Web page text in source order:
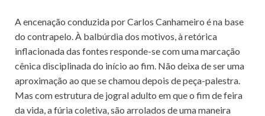
A encenação conduzida por Carlos Canhameiro é na base
do contrapelo. À balbúrdia dos motivos, à retórica
inflacionada das fontes responde-se com uma marcação
cênica disciplinada do início ao fim. Não deixa de ser uma
aproximação ao que se chamou depois de peça-palestra.
Mas com estrutura de jogral adulto em que o fim de feira
da vida, a fúria coletiva, são arrolados de uma maneira